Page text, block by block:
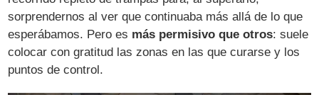
sorprendernos al ver que continuaba más allá de lo que
esperábamos. Pero es más permisivo que otros: suele
colocar con gratitud las zonas en las que curarse y los
puntos de control.